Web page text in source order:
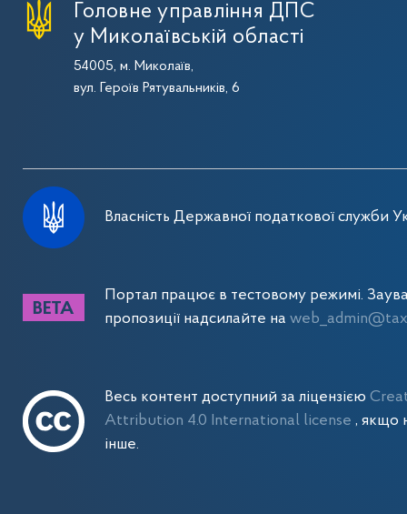
Головне управління ДПС
у Миколаївській області
54005, м. Миколаїв,
вул. Героїв Рятувальників, 6
Власність Державної податкової служби
Портал працює в тестовому режимі.
пропозиції надсилайте на
Весь контент доступний за ліцензією
Attribution 4.0 International license , якщо
інше.